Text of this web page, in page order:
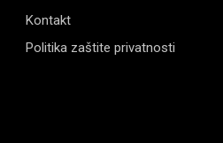
Kontakt
Politika zaštite privatnosti